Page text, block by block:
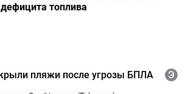
дефицита топлива